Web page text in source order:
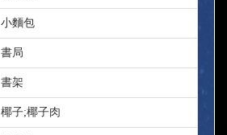
小麵包
書局
書架
椰子;椰子肉